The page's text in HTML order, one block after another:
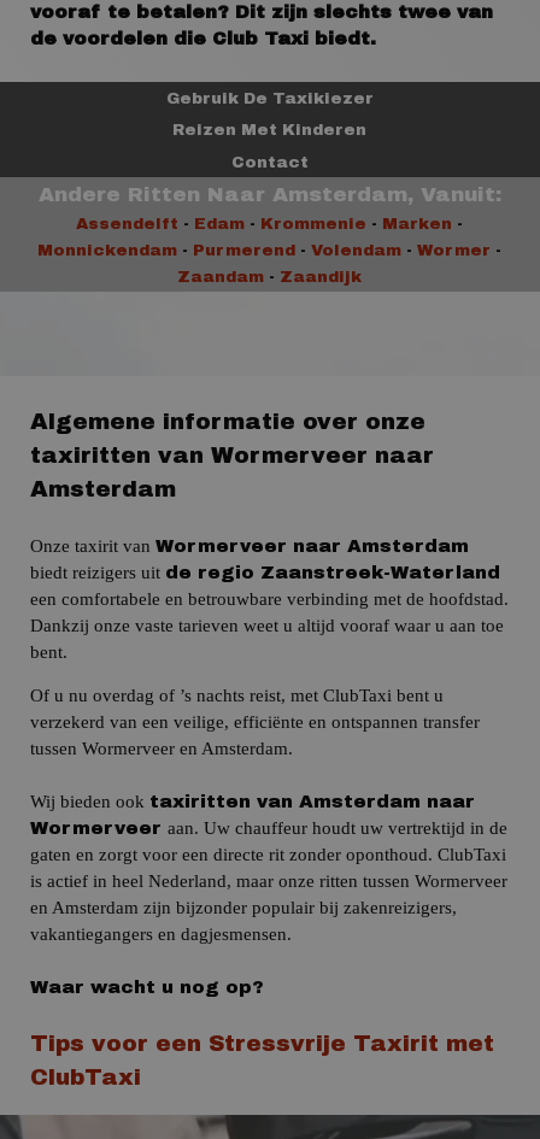
vooraf te betalen? Dit zijn slechts twee van
de voordelen die Club Taxi biedt.
Gebruik De Taxikiezer
Reizen Met Kinderen
Contact
Andere Ritten Naar Amsterdam, Vanuit:
Assendelft - Edam - Krommenie - Marken -
Monnickendam - Purmerend -Volendam -Wormer -
Zaandam - Zaandijk
Algemene informatie over onze
taxiritten van Wormerveer naar
Amsterdam
Onze taxirit van Wormerveer naar Amsterdam
biedt reizigers uit de regio Zaanstreek-Waterland
een comfortabele en betrouwbare verbinding met de hoofdstad.
Dankzij onze vaste tarieven weet u altijd vooraf waar u aan toe
bent.
Of u nu overdag of ’s nachts reist, met ClubTaxi bent u
verzekerd van een veilige, efficiënte en ontspannen transfer
tussen Wormerveer en Amsterdam.
Wij bieden ook taxiritten van Amsterdam naar
Wormerveer aan. Uw chauffeur houdt uw vertrektijd in de
gaten en zorgt voor een directe rit zonder oponthoud. ClubTaxi
is actief in heel Nederland, maar onze ritten tussen Wormerveer
en Amsterdam zijn bijzonder populair bij zakenreizigers,
vakantiegangers en dagjesmensen.
Waar wacht u nog op?
Tips voor een Stressvrije Taxirit met
ClubTaxi